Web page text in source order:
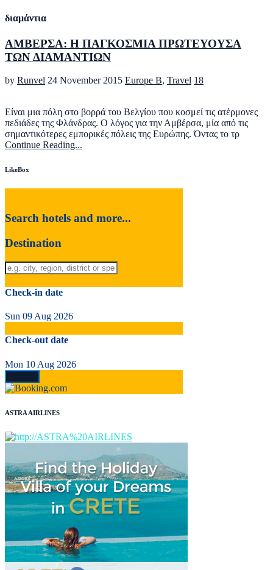
διαμάντια
ΑΜΒΕΡΣΑ: Η ΠΑΓΚΟΣΜΙΑ ΠΡΩΤΕΥΟΥΣΑ
ΤΩΝ ΔΙΑΜΑΝΤΙΩΝ
by Runvel 24 November 2015 Europe B, Travel 18
Είναι μια πόλη στο βορρά του Βελγίου που κοσμεί τις ατέρμονες
πεδιάδες της Φλάνδρας. Ο λόγος για την Αμβέρσα, μία από τις
σημαντικότερες εμπορικές πόλεις της Ευρώπης. Όντας το τρ
Continue Reading...
LikeBox
Search hotels and more...
Destination
Check-in date
Sun 09 Aug 2026
Check-out date
Mon 10 Aug 2026
ASTRA AIRLINES